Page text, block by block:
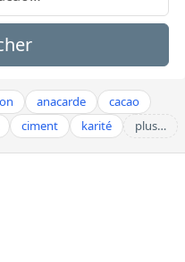
anacarde
cacao
ciment karité plus…